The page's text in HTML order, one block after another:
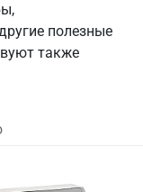
полезные
также